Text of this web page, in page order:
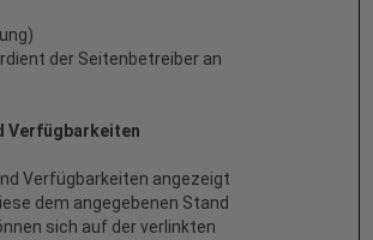
der Seitenbetreiber an
Verfügbarkeiten
Verfügbarkeiten angezeigt
dem angegebenen Stand
sich auf der verlinkten